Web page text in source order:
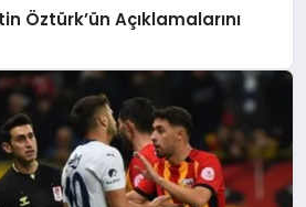
Öztürk’ün Açıklamalarını